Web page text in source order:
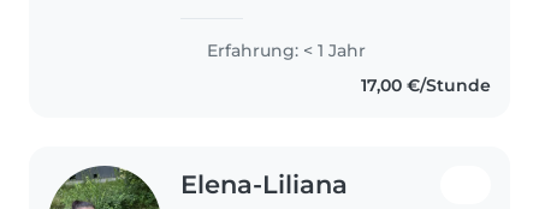
umgehen.
Erfahrung: < 1 Jahr
17,00 €/Stunde
Elena-Liliana